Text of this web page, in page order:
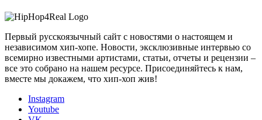
Первый русскоязычный сайт с новостями о настоящем и
независимом хип-хопе. Новости, эксклюзивные интервью со
всемирно известными артистами, статьи, отчеты и рецензии –
все это собрано на нашем ресурсе. Присоединяйтесь к нам,
вместе мы докажем, что хип-хоп жив!
Instagram
Youtube